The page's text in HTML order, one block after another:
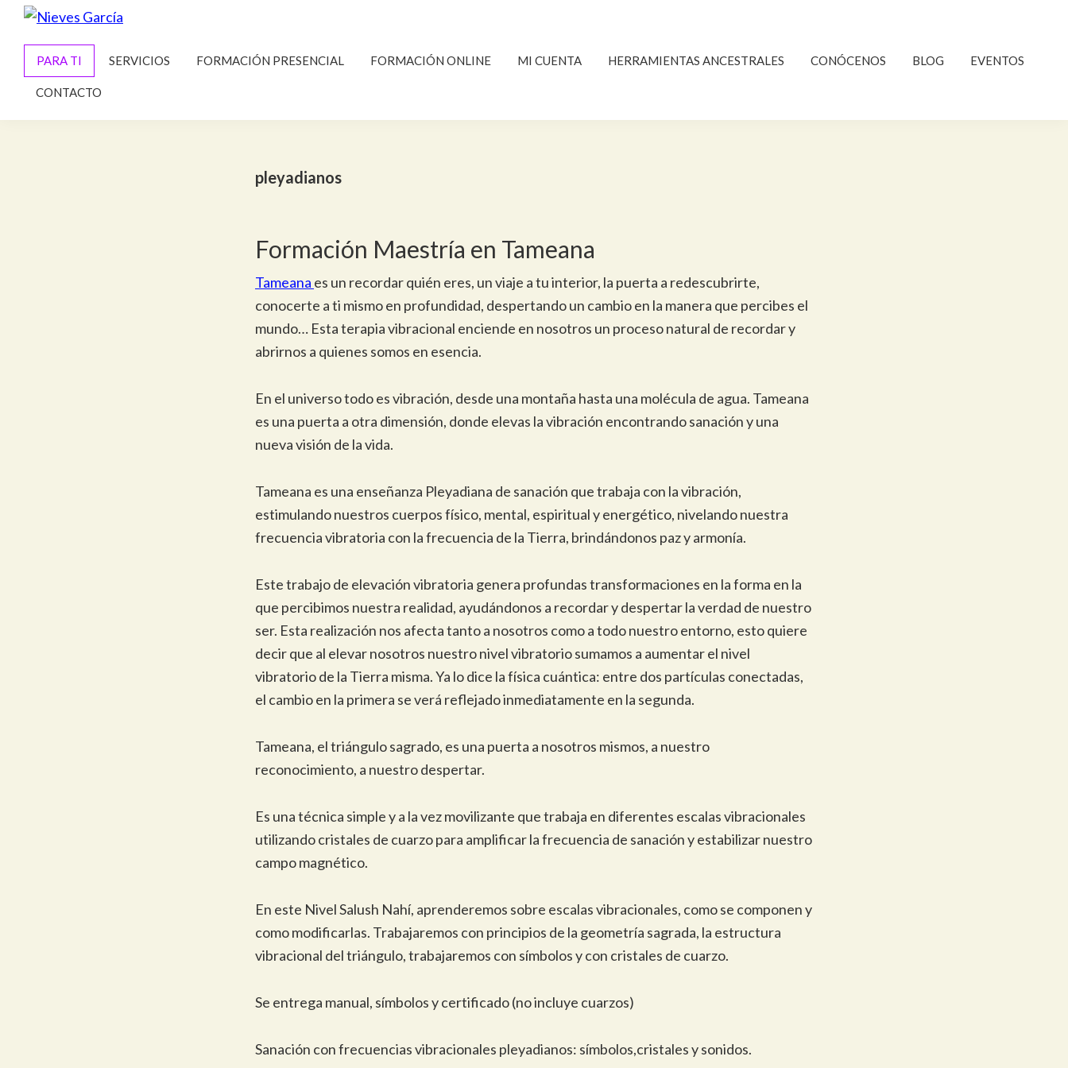
Saltar
navegación
Saltar
contenido
principal
García
tus
metas
PARA TI SERVICIOS FORMACIÓN PRESENCIAL FORMACIÓN ONLINE MI CUENTA HERRAMIENTAS ANCESTRALES CONÓCENOS BLOG EVENTOS
CONTACTO
pleyadianos
Formación Maestría en Tameana
Tameana es un recordar quién eres, un viaje a tu interior, la puerta a redescubrirte,
conocerte a ti mismo en profundidad, despertando un cambio en la manera que percibes el
mundo… Esta terapia vibracional enciende en nosotros un proceso natural de recordar y
abrirnos a quienes somos en esencia.
En el universo todo es vibración, desde una montaña hasta una molécula de agua. Tameana
es una puerta a otra dimensión, donde elevas la vibración encontrando sanación y una
nueva visión de la vida.
Tameana es una enseñanza Pleyadiana de sanación que trabaja con la vibración,
estimulando nuestros cuerpos físico, mental, espiritual y energético, nivelando nuestra
frecuencia vibratoria con la frecuencia de la Tierra, brindándonos paz y armonía.
Este trabajo de elevación vibratoria genera profundas transformaciones en la forma en la
que percibimos nuestra realidad, ayudándonos a recordar y despertar la verdad de nuestro
ser. Esta realización nos afecta tanto a nosotros como a todo nuestro entorno, esto quiere
decir que al elevar nosotros nuestro nivel vibratorio sumamos a aumentar el nivel
vibratorio de la Tierra misma. Ya lo dice la física cuántica: entre dos partículas conectadas,
el cambio en la primera se verá reflejado inmediatamente en la segunda.
Tameana, el triángulo sagrado, es una puerta a nosotros mismos, a nuestro
reconocimiento, a nuestro despertar.
Es una técnica simple y a la vez movilizante que trabaja en diferentes escalas vibracionales
utilizando cristales de cuarzo para amplificar la frecuencia de sanación y estabilizar nuestro
campo magnético.
En este Nivel Salush Nahí, aprenderemos sobre escalas vibracionales, como se componen y
como modificarlas. Trabajaremos con principios de la geometría sagrada, la estructura
vibracional del triángulo, trabajaremos con símbolos y con cristales de cuarzo.
Se entrega manual, símbolos y certificado (no incluye cuarzos)
Sanación con frecuencias vibracionales pleyadianos: símbolos,cristales y sonidos.